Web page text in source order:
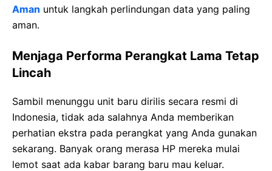
Aman untuk langkah perlindungan data yang paling
aman.
Menjaga Performa Perangkat Lama Tetap
Lincah
Sambil menunggu unit baru dirilis secara resmi di
Indonesia, tidak ada salahnya Anda memberikan
perhatian ekstra pada perangkat yang Anda gunakan
sekarang. Banyak orang merasa HP mereka mulai
lemot saat ada kabar barang baru mau keluar.